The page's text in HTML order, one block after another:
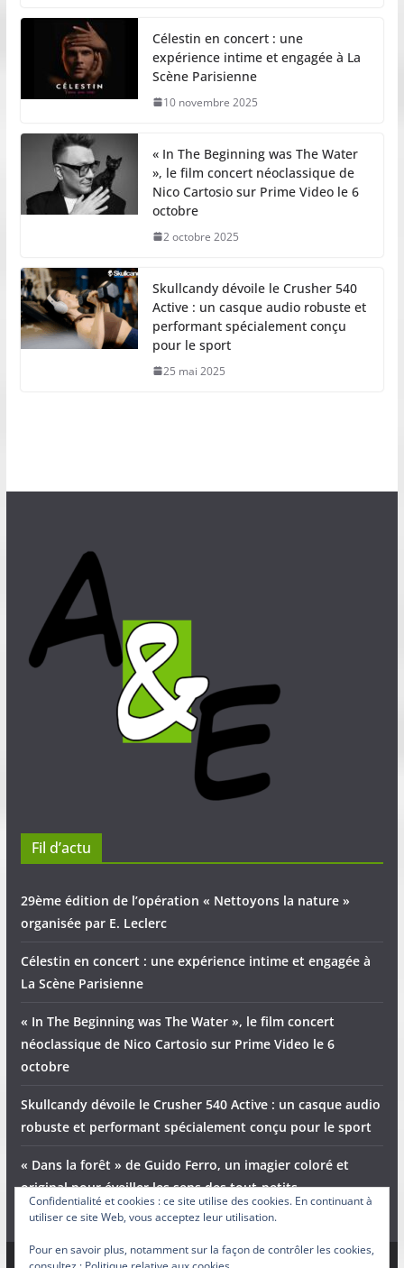
Célestin en concert : une
expérience intime et engagée à La
Scène Parisienne
10 novembre 2025
« In The Beginning was The Water
», le film concert néoclassique de
Nico Cartosio sur Prime Video le 6
octobre
2 octobre 2025
Skullcandy dévoile le Crusher 540
Active : un casque audio robuste et
performant spécialement conçu
pour le sport
25 mai 2025
Fil d’actu
29ème édition de l’opération « Nettoyons la nature »
organisée par E. Leclerc
Célestin en concert : une expérience intime et engagée à
La Scène Parisienne
« In The Beginning was The Water », le film concert
néoclassique de Nico Cartosio sur Prime Video le 6
octobre
Skullcandy dévoile le Crusher 540 Active : un casque audio
robuste et performant spécialement conçu pour le sport
« Dans la forêt » de Guido Ferro, un imagier coloré et
original pour éveiller les sens des tout-petits
Confidentialité et cookies : ce site utilise des cookies. En continuant à
utiliser ce site Web, vous acceptez leur utilisation.
Pour en savoir plus, notamment sur la façon de contrôler les cookies,